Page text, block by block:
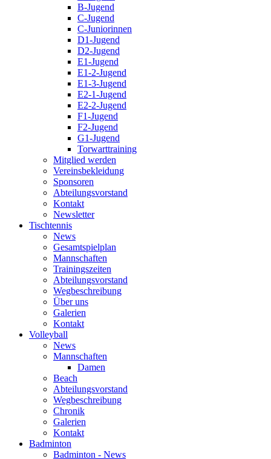
B-Jugend
C-Jugend
C-Juniorinnen
D1-Jugend
D2-Jugend
E1-Jugend
E1-2-Jugend
E1-3-Jugend
E2-1-Jugend
E2-2-Jugend
F1-Jugend
F2-Jugend
G1-Jugend
Torwarttraining
Mitglied werden
Vereinsbekleidung
Sponsoren
Abteilungsvorstand
Kontakt
Newsletter
Tischtennis
News
Gesamtspielplan
Mannschaften
Trainingszeiten
Abteilungsvorstand
Wegbeschreibung
Über uns
Galerien
Kontakt
Volleyball
News
Mannschaften
Damen
Beach
Abteilungsvorstand
Wegbeschreibung
Chronik
Galerien
Kontakt
Badminton
Badminton - News